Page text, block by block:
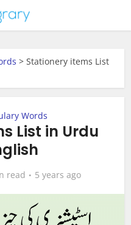
>Stationery items List
Words
List in Urdu
read 5 years ago